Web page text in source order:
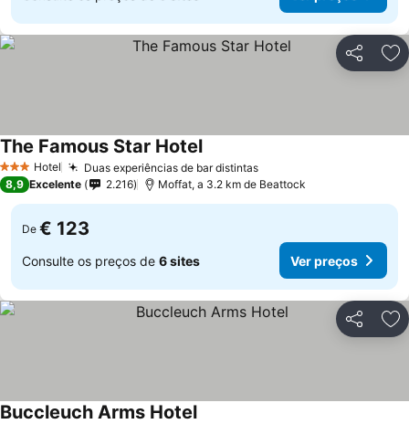
Partilhar
3 EstrelasHotel Duas experiências de bar distintas
The Famous Star Hotel
8,9 Excelente 2.216 Moffat, a 3.2 km de Beattock
De € 123
Consulte os preços de 6 sites Ver preços
Partilhar
Buccleuch Arms Hotel